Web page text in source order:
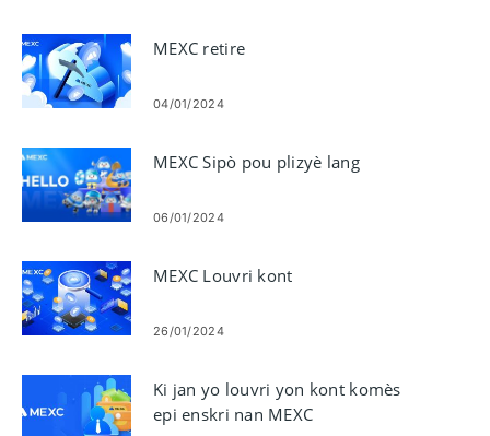
MEXC retire
04/01/2024
MEXC Sipò pou plizyè lang
06/01/2024
MEXC Louvri kont
26/01/2024
Ki jan yo louvri yon kont komès
epi enskri nan MEXC